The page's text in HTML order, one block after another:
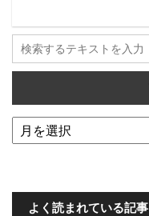
よく読まれている記事